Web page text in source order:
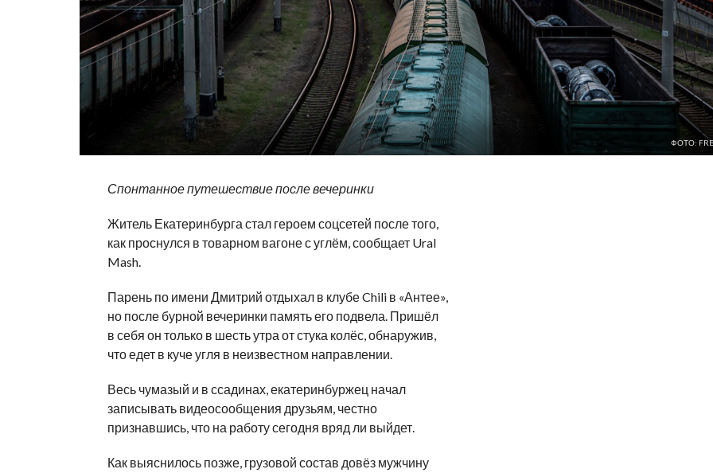
ФОТО:
Спонтанное путешествие после вечеринки
Житель Екатеринбурга стал героем соцсетей после того,
как проснулся в товарном вагоне с углём, сообщает Ural
Mash.
Парень по имени Дмитрий отдыхал в клубе Chili в «Антее»,
но после бурной вечеринки память его подвела. Пришёл
в себя он только в шесть утра от стука колёс, обнаружив,
что едет в куче угля в неизвестном направлении.
Весь чумазый и в ссадинах, екатеринбуржец начал
записывать видеосообщения друзьям, честно
признавшись, что на работу сегодня вряд ли выйдет.
Как выяснилось позже, грузовой состав довёз мужчину